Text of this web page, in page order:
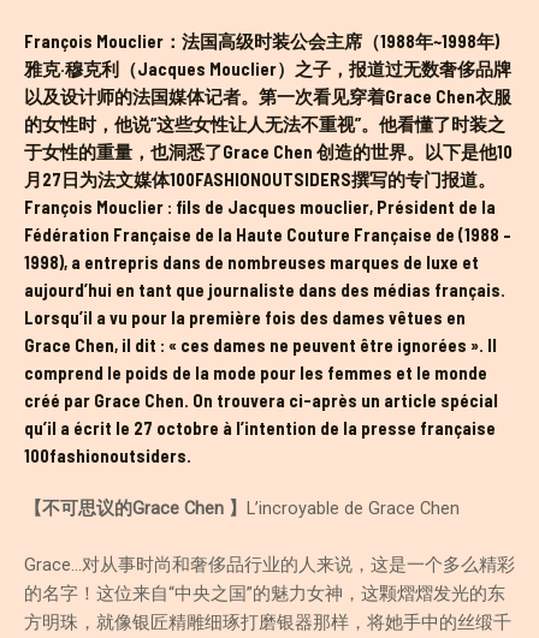
François Mouclier：法国高级时装公会主席（1988年~1998年)
雅克·穆克利（Jacques Mouclier）之子，报道过无数奢侈品牌
以及设计师的法国媒体记者。第一次看见穿着Grace Chen衣服
的女性时，他说“这些女性让人无法不重视”。他看懂了时装之
于女性的重量，也洞悉了Grace Chen 创造的世界。以下是他10
月27日为法文媒体100FASHIONOUTSIDERS撰写的专门报道。
François Mouclier : fils de Jacques mouclier, Président de la
Fédération Française de la Haute Couture Française de (1988 –
1998), a entrepris dans de nombreuses marques de luxe et
aujourd’hui en tant que journaliste dans des médias français.
Lorsqu’il a vu pour la première fois des dames vêtues en
Grace Chen, il dit : « ces dames ne peuvent être ignorées ». Il
comprend le poids de la mode pour les femmes et le monde
créé par Grace Chen. On trouvera ci-après un article spécial
qu’il a écrit le 27 octobre à l’intention de la presse française
100fashionoutsiders.
【不可思议的Grace Chen 】 L’incroyable de Grace Chen
Grace…对从事时尚和奢侈品行业的人来说，这是一个多么精彩
的名字！这位来自“中央之国”的魅力女神，这颗熠熠发光的东
方明珠，就像银匠精雕细琢打磨银器那样，将她手中的丝缎千